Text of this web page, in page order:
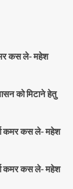
कस ले- महेश
को मिटाने हेतु
कमर कस ले- महेश
कमर कस ले- महेश